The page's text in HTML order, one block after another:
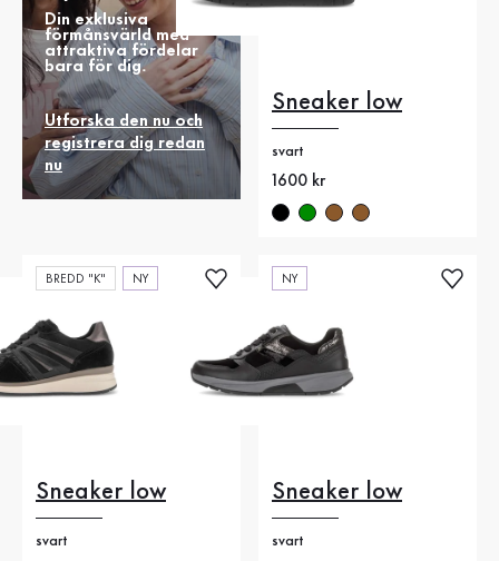
Din exklusiva
förmånsvärld med
attraktiva fördelar
bara för dig.
Utforska den nu och
registrera dig redan
nu
Sneaker low
svart
Nytt pris
1600 kr
BREDD "K" NY
Sneaker low
svart
NY
Sneaker low
svart